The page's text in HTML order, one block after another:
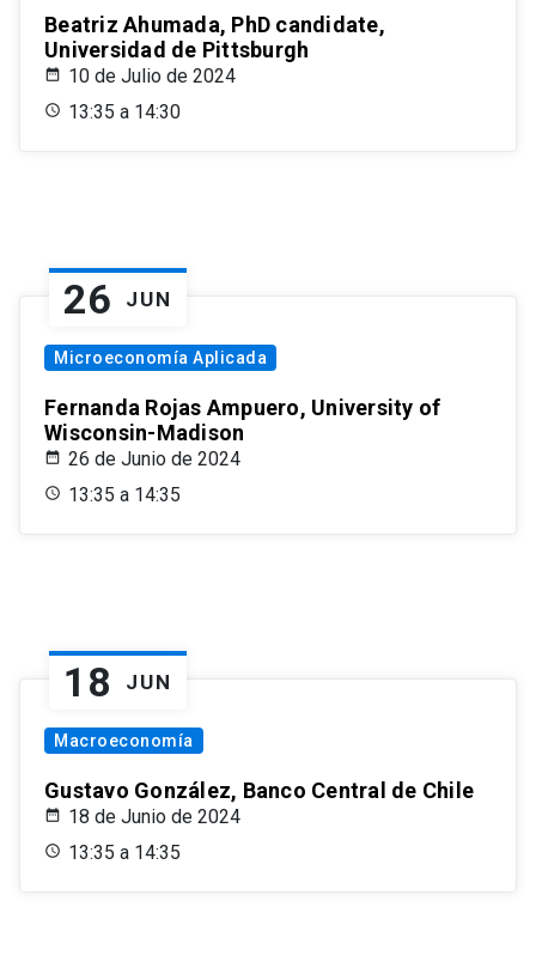
Beatriz Ahumada, PhD candidate,
Universidad de Pittsburgh
10 de Julio de 2024
13:35 a 14:30
26 JUN
Microeconomía Aplicada
Fernanda Rojas Ampuero, University of
Wisconsin-Madison
26 de Junio de 2024
13:35 a 14:35
18 JUN
Macroeconomía
Gustavo González, Banco Central de Chile
18 de Junio de 2024
13:35 a 14:35